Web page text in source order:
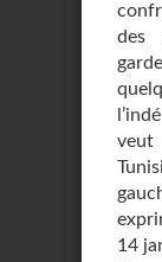
des
14